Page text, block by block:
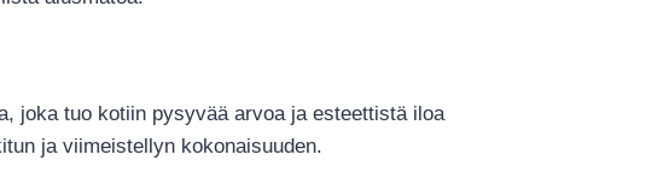
joka tuo kotiin pysyvää arvoa ja esteettistä iloa
ja viimeistellyn kokonaisuuden.